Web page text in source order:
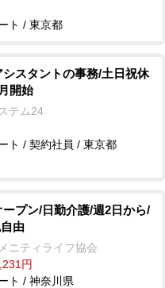
ト / 東京都
スタントの事務/土日祝休
開始
テム24
ト / 契約社員 / 東京都
ープン/日勤介護/週2日から/
由
ニティライフ協会
円
ト / 神奈川県